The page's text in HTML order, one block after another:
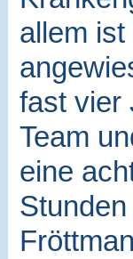
allem
fast vier
Team
eine